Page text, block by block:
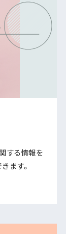
する情報を
ます。